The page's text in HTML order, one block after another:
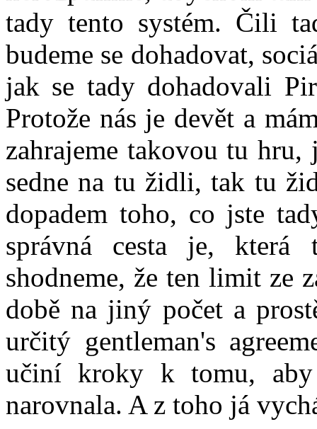
tady tento systém. Čili
budeme se dohadovat,
jak se tady dohadovali
Protože nás je devět a
zahrajeme takovou tu
sedne na tu židli, tak tu
dopadem toho, co jste
správná cesta je, která
shodneme, že ten limit ze
době na jiný počet a
určitý gentleman's
učiní kroky k tomu,
narovnala. A z toho já